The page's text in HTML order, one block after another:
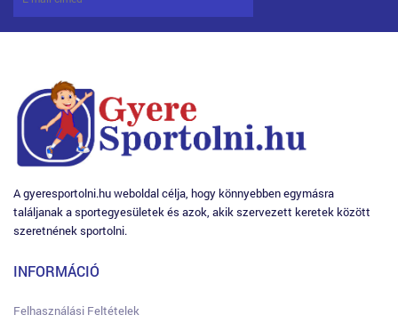
A gyeresportolni.hu weboldal célja, hogy könnyebben egymásra
találjanak a sportegyesületek és azok, akik szervezett keretek között
szeretnének sportolni.
INFORMÁCIÓ
Felhasználási Feltételek